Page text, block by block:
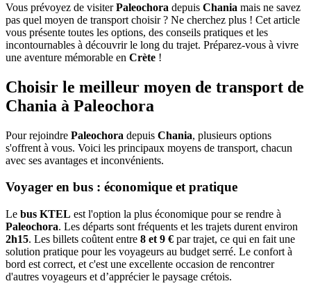
Vous prévoyez de visiterPaleochora depuis Chania mais ne savez
pas quel moyen de transport choisir ? Ne cherchez plus ! Cet article
vous présente toutes les options, des conseils pratiques et les
incontournables à découvrir le long du trajet. Préparez-vous à vivre
une aventure mémorable en Crète !
Choisir le meilleur moyen de transport de
Chania à Paleochora
Pour rejoindre Paleochora depuis Chania, plusieurs options
s'offrent à vous. Voici les principaux moyens de transport, chacun
avec ses avantages et inconvénients.
Voyager en bus : économique et pratique
Le bus KTEL est l'option la plus économique pour se rendre à
Paleochora. Les départs sont fréquents et les trajets durent environ
2h15. Les billets coûtent entre 8 et 9 € par trajet, ce qui en fait une
solution pratique pour les voyageurs au budget serré. Le confort à
bord est correct, et c'est une excellente occasion de rencontrer
d'autres voyageurs et d’apprécier le paysage crétois.